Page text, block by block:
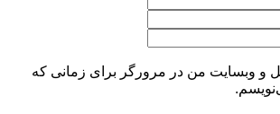
من در مرورگر برای زمانی که